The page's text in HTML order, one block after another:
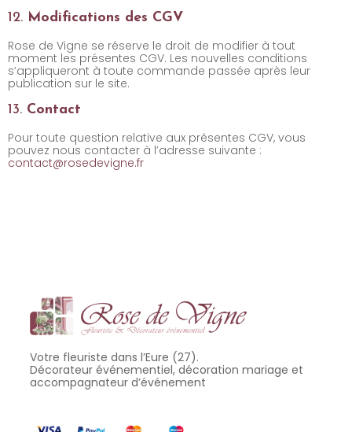
12. Modifications des CGV
Rose de Vigne se réserve le droit de modifier à tout
moment les présentes CGV. Les nouvelles conditions
s’appliqueront à toute commande passée après leur
publication sur le site.
13. Contact
Pour toute question relative aux présentes CGV, vous
pouvez nous contacter à l’adresse suivante :
contact@rosedevigne.fr
Votre fleuriste dans l’Eure (27).
Décorateur événementiel, décoration mariage et
accompagnateur d’événement